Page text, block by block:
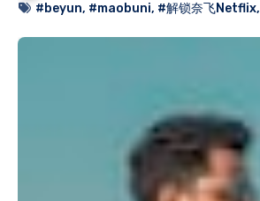
#beyun, #maobuni, #解锁奈飞Netflix,